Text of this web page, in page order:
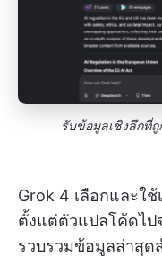
รับข้อมูลเชิงลึกที่
Grok 4 เลือกและใ
ตั้งแต่ตัวแปลโค้ดไป
รวบรวมข้อมูลล่าสุด